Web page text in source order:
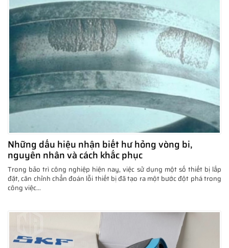
Những dấu hiệu nhận biết hư hỏng vòng bi,
nguyên nhân và cách khắc phục
Trong bảo trì công nghiệp hiện nay, việc sử dụng một số thiết bị lắp
đặt, căn chỉnh chẩn đoán lỗi thiết bị đã tạo ra một bước đột phá trong
công việc...